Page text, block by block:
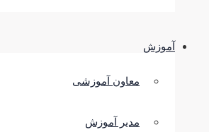
آموزش
معاون آموزشی
مدیر آموزش